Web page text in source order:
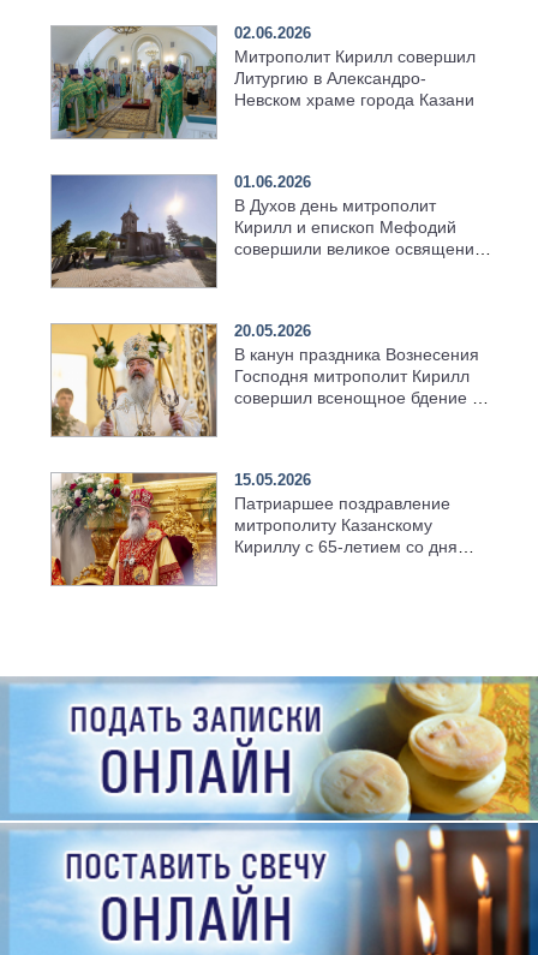
02.06.2026
Митрополит Кирилл совершил
Литургию в Александро-
Невском храме города Казани
01.06.2026
В Духов день митрополит
Кирилл и епископ Мефодий
совершили великое освящение
20.05.2026
В канун праздника Вознесения
Господня митрополит Кирилл
совершил всенощное бдение в
15.05.2026
Патриаршее поздравление
митрополиту Казанскому
Кириллу с 65-летием со дня